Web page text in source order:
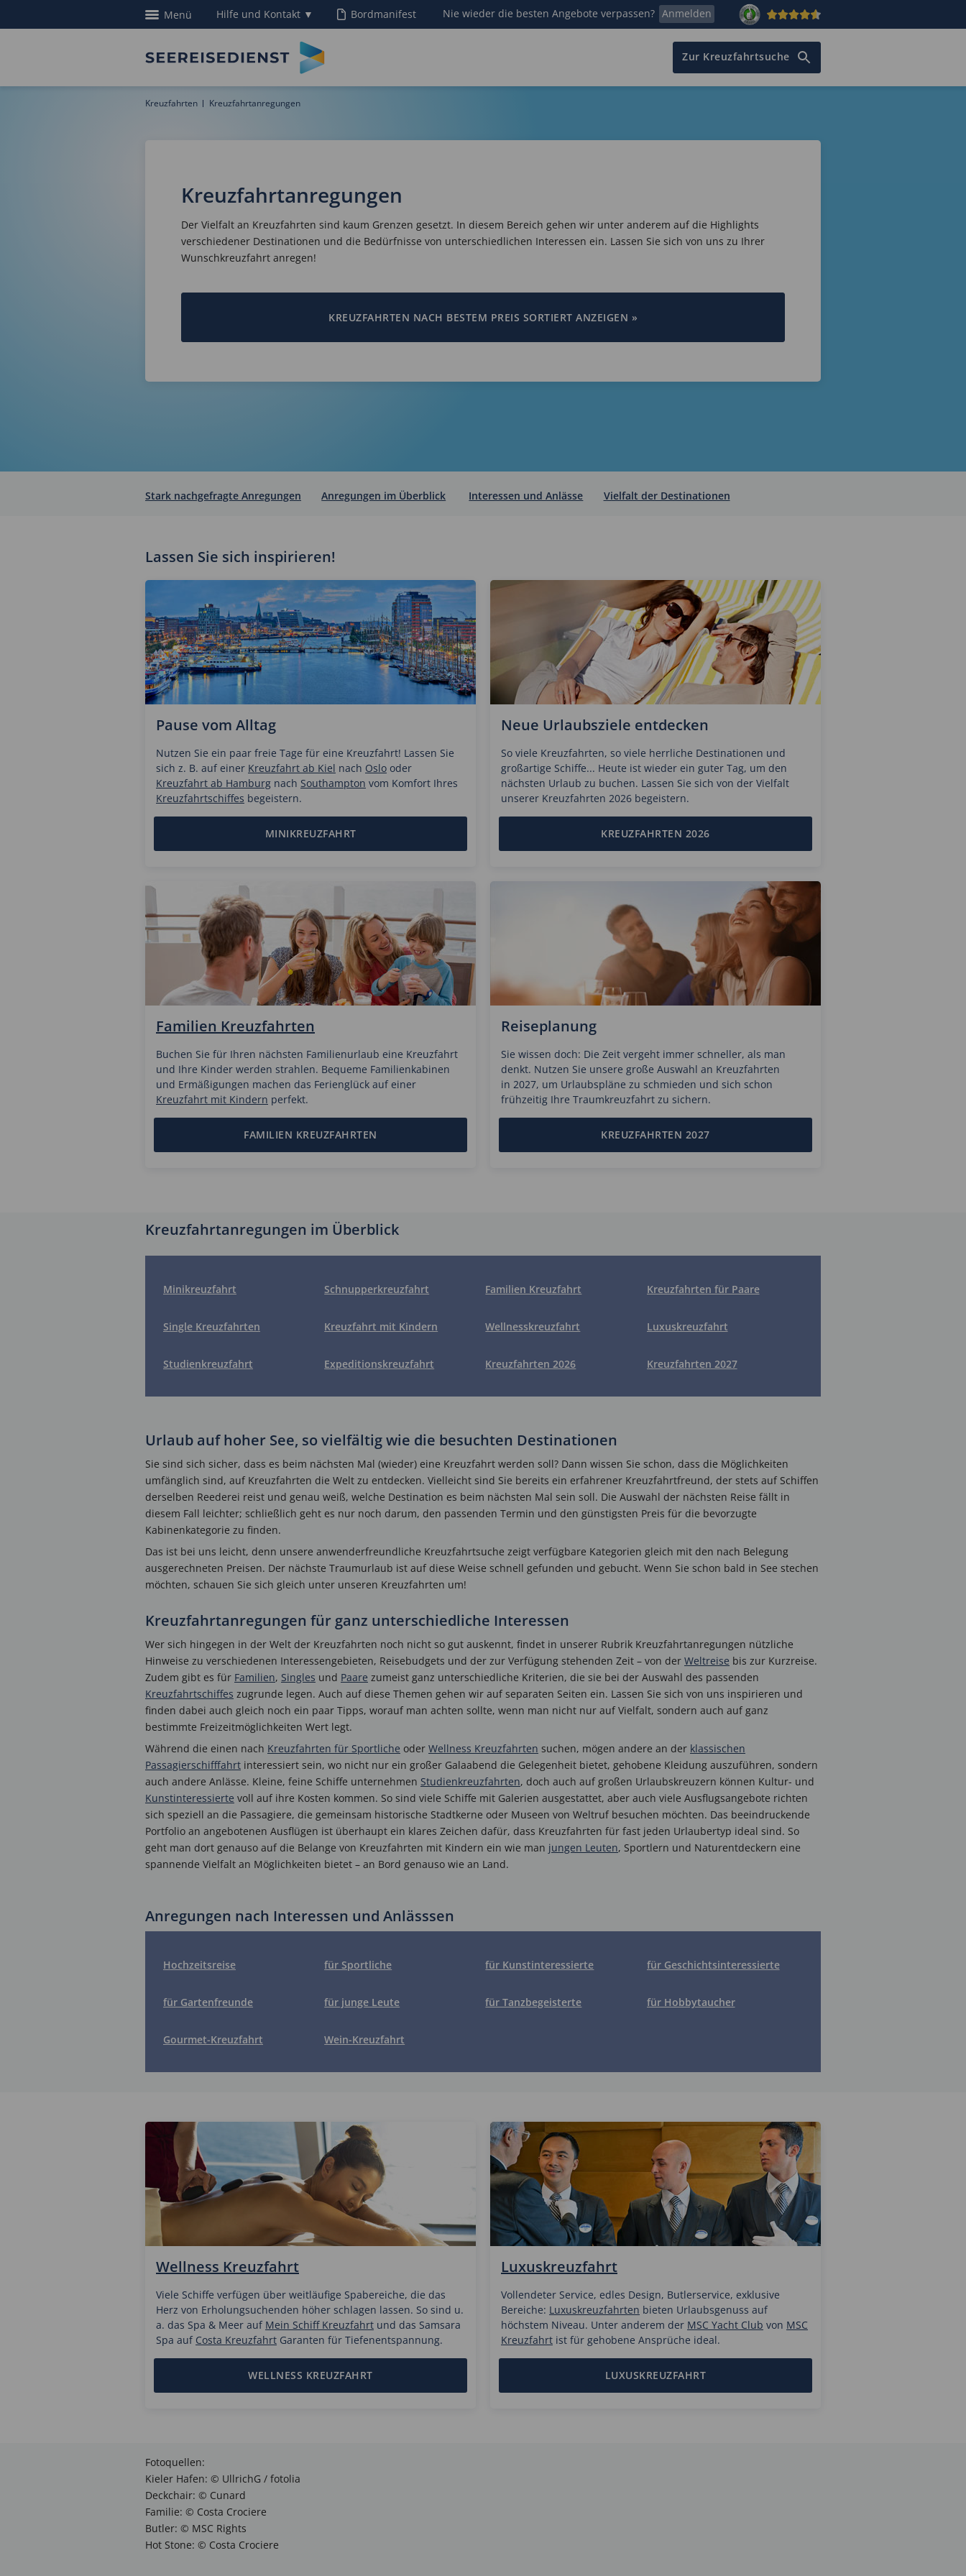
Menü Hilfe und Kontakt ▼ Bordmanifest Nie wieder die besten Angebote verpassen? Anmelden
Zur Kreuzfahrtsuche
Kreuzfahrten Kreuzfahrtanregungen
Kreuzfahrtanregungen
Der Vielfalt an Kreuzfahrten sind kaum Grenzen gesetzt. In diesem Bereich gehen wir unter anderem auf die Highlights
verschiedener Destinationen und die Bedürfnisse von unterschiedlichen Interessen ein. Lassen Sie sich von uns zu Ihrer
Wunschkreuzfahrt anregen!
KREUZFAHRTEN NACH BESTEM PREIS SORTIERT ANZEIGEN »
Stark nachgefragte Anregungen Anregungen im Überblick Interessen und Anlässe Vielfalt der Destinationen
Lassen Sie sich inspirieren!
Pause vom Alltag
Nutzen Sie ein paar freie Tage für eine Kreuzfahrt! Lassen Sie
sich z. B. auf einer Kreuzfahrt ab Kiel nach Oslo oder
Kreuzfahrt ab Hamburg nach Southampton vom Komfort Ihres
Kreuzfahrtschiffes begeistern.
MINIKREUZFAHRT
Familien Kreuzfahrten
Buchen Sie für Ihren nächsten Familienurlaub eine Kreuzfahrt
und Ihre Kinder werden strahlen. Bequeme Familienkabinen
und Ermäßigungen machen das Ferienglück auf einer
Kreuzfahrt mit Kindern perfekt.
FAMILIEN KREUZFAHRTEN
Neue Urlaubsziele entdecken
So viele Kreuzfahrten, so viele herrliche Destinationen und
großartige Schiffe... Heute ist wieder ein guter Tag, um den
nächsten Urlaub zu buchen. Lassen Sie sich von der Vielfalt
unserer Kreuzfahrten 2026 begeistern.
KREUZFAHRTEN 2026
Reiseplanung
Sie wissen doch: Die Zeit vergeht immer schneller, als man
denkt. Nutzen Sie unsere große Auswahl an Kreuzfahrten
in 2027, um Urlaubspläne zu schmieden und sich schon
frühzeitig Ihre Traumkreuzfahrt zu sichern.
KREUZFAHRTEN 2027
Kreuzfahrtanregungen im Überblick
Minikreuzfahrt Schnupperkreuzfahrt Familien Kreuzfahrt Kreuzfahrten für Paare
Single Kreuzfahrten Kreuzfahrt mit Kindern Wellnesskreuzfahrt Luxuskreuzfahrt
Studienkreuzfahrt Expeditionskreuzfahrt Kreuzfahrten 2026 Kreuzfahrten 2027
Urlaub auf hoher See, so vielfältig wie die besuchten Destinationen
Sie sind sich sicher, dass es beim nächsten Mal (wieder) eine Kreuzfahrt werden soll? Dann wissen Sie schon, dass die Möglichkeiten
umfänglich sind, auf Kreuzfahrten die Welt zu entdecken. Vielleicht sind Sie bereits ein erfahrener Kreuzfahrtfreund, der stets auf Schiffen
derselben Reederei reist und genau weiß, welche Destination es beim nächsten Mal sein soll. Die Auswahl der nächsten Reise fällt in
diesem Fall leichter; schließlich geht es nur noch darum, den passenden Termin und den günstigsten Preis für die bevorzugte
Kabinenkategorie zu finden.
Das ist bei uns leicht, denn unsere anwenderfreundliche Kreuzfahrtsuche zeigt verfügbare Kategorien gleich mit den nach Belegung
ausgerechneten Preisen. Der nächste Traumurlaub ist auf diese Weise schnell gefunden und gebucht. Wenn Sie schon bald in See stechen
möchten, schauen Sie sich gleich unter unseren Kreuzfahrten um!
Kreuzfahrtanregungen für ganz unterschiedliche Interessen
Wer sich hingegen in der Welt der Kreuzfahrten noch nicht so gut auskennt, findet in unserer Rubrik Kreuzfahrtanregungen nützliche
Hinweise zu verschiedenen Interessengebieten, Reisebudgets und der zur Verfügung stehenden Zeit – von der Weltreise bis zur Kurzreise.
Zudem gibt es für Familien, Singles und Paare zumeist ganz unterschiedliche Kriterien, die sie bei der Auswahl des passenden
Kreuzfahrtschiffes zugrunde legen. Auch auf diese Themen gehen wir auf separaten Seiten ein. Lassen Sie sich von uns inspirieren und
finden dabei auch gleich noch ein paar Tipps, worauf man achten sollte, wenn man nicht nur auf Vielfalt, sondern auch auf ganz
bestimmte Freizeitmöglichkeiten Wert legt.
Während die einen nach Kreuzfahrten für Sportliche oder Wellness Kreuzfahrten suchen, mögen andere an der klassischen
Passagierschifffahrt interessiert sein, wo nicht nur ein großer Galaabend die Gelegenheit bietet, gehobene Kleidung auszuführen, sondern
auch andere Anlässe. Kleine, feine Schiffe unternehmen Studienkreuzfahrten, doch auch auf großen Urlaubskreuzern können Kultur- und
Kunstinteressierte voll auf ihre Kosten kommen. So sind viele Schiffe mit Galerien ausgestattet, aber auch viele Ausflugsangebote richten
sich speziell an die Passagiere, die gemeinsam historische Stadtkerne oder Museen von Weltruf besuchen möchten. Das beeindruckende
Portfolio an angebotenen Ausflügen ist überhaupt ein klares Zeichen dafür, dass Kreuzfahrten für fast jeden Urlaubertyp ideal sind. So
geht man dort genauso auf die Belange von Kreuzfahrten mit Kindern ein wie man jungen Leuten, Sportlern und Naturentdeckern eine
spannende Vielfalt an Möglichkeiten bietet – an Bord genauso wie an Land.
Anregungen nach Interessen und Anlässsen
Hochzeitsreise für Sportliche für Kunstinteressierte für Geschichtsinteressierte
für Gartenfreunde für junge Leute für Tanzbegeisterte für Hobbytaucher
Gourmet-Kreuzfahrt Wein-Kreuzfahrt
Wellness Kreuzfahrt
Viele Schiffe verfügen über weitläufige Spabereiche, die das
Herz von Erholungsuchenden höher schlagen lassen. So sind u.
a. das Spa & Meer auf Mein Schiff Kreuzfahrt und das Samsara
Spa auf Costa Kreuzfahrt Garanten für Tiefenentspannung.
WELLNESS KREUZFAHRT
Luxuskreuzfahrt
Vollendeter Service, edles Design, Butlerservice, exklusive
Bereiche: Luxuskreuzfahrten bieten Urlaubsgenuss auf
höchstem Niveau. Unter anderem der MSC Yacht Club von MSC
Kreuzfahrt ist für gehobene Ansprüche ideal.
LUXUSKREUZFAHRT
Fotoquellen:
Kieler Hafen: © UllrichG / fotolia
Deckchair: © Cunard
Familie: © Costa Crociere
Butler: © MSC Rights
Hot Stone: © Costa Crociere